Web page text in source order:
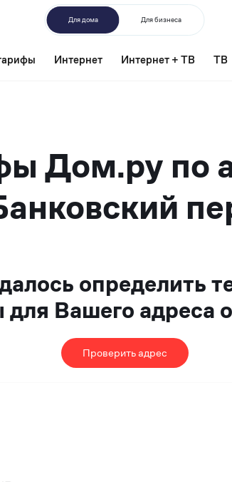
Для дома Для бизнеса
Интернет Интернет + ТВ ТВ
Дом.ру по
определить
Вашего адреса
Проверить адрес